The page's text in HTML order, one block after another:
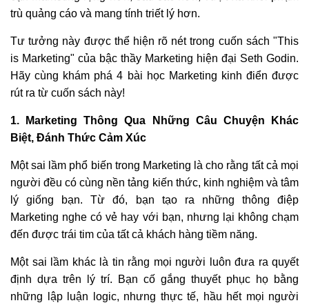
trù quảng cáo và mang tính triết lý hơn.
Tư tưởng này được thể hiện rõ nét trong cuốn sách "This
is Marketing" của bậc thầy Marketing hiện đại Seth Godin.
Hãy cùng khám phá 4 bài học Marketing kinh điển được
rút ra từ cuốn sách này!
1. Marketing Thông Qua Những Câu Chuyện Khác
Biệt, Đánh Thức Cảm Xúc
Một sai lầm phổ biến trong Marketing là cho rằng tất cả mọi
người đều có cùng nền tảng kiến thức, kinh nghiệm và tâm
lý giống bạn. Từ đó, bạn tạo ra những thông điệp
Marketing nghe có vẻ hay với bạn, nhưng lại không chạm
đến được trái tim của tất cả khách hàng tiềm năng.
Một sai lầm khác là tin rằng mọi người luôn đưa ra quyết
định dựa trên lý trí. Bạn cố gắng thuyết phục họ bằng
những lập luận logic, nhưng thực tế, hầu hết mọi người